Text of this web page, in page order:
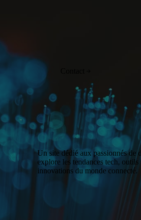
Un site dédié aux passionnés de
explore les tendances tech, outils
innovations du monde connecté.